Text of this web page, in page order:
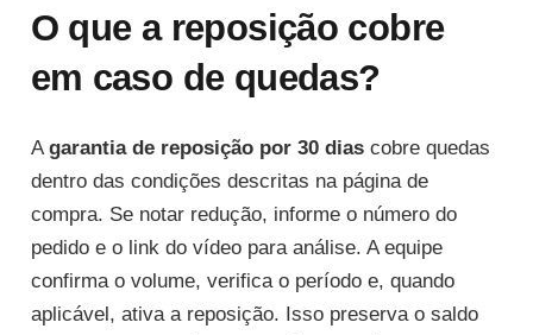
O que a reposição cobre
em caso de quedas?
Agarantia de reposição por 30 diascobre quedas
dentro das condições descritas na página de
compra. Se notar redução, informe o número do
pedido e o link do vídeo para análise. A equipe
confirma o volume, verifica o período e, quando
aplicável, ativa a reposição. Isso preserva o saldo